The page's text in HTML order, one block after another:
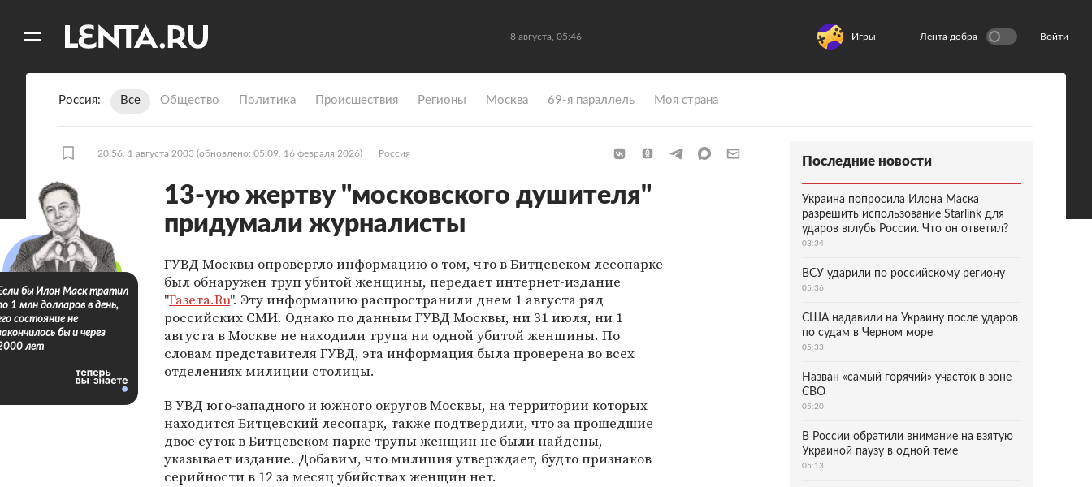
8 августа, 05:46 Игры Лента добра Войти
Россия Все Общество Политика Происшествия Регионы Москва 69-я параллель Моя страна
20:56, 1 августа 2003 (обновлено: 05:09, 16 февраля 2026) Россия
13-ую жертву "московского душителя"
придумали журналисты
ГУВД Москвы опровергло информацию о том, что в Битцевском лесопарке
был обнаружен труп убитой женщины, передает интернет-издание
"Газета.Ru". Эту информацию распространили днем 1 августа ряд
российских СМИ. Однако по данным ГУВД Москвы, ни 31 июля, ни 1
августа в Москве не находили трупа ни одной убитой женщины. По
словам представителя ГУВД, эта информация была проверена во всех
отделениях милиции столицы.
В УВД юго-западного и южного округов Москвы, на территории которых
находится Битцевский лесопарк, также подтвердили, что за прошедшие
двое суток в Битцевском парке трупы женщин не были найдены,
указывает издание. Добавим, что милиция утверждает, будто признаков
серийности в 12 за месяц убийствах женщин нет.
бы Илон Маск тратил
1 млн долларов в день,
состояние не
бы и через
лет
Последние новости
Украина попросила Илона Маска
разрешить использование Starlink для
ударов вглубь России. Что он ответил?
03:34
ВСУ ударили по российскому региону
05:36
США надавили на Украину после ударов
по судам в Черном море
05:33
Назван «самый горячий» участок в зоне
СВО
05:20
В России обратили внимание на взятую
Украиной паузу в одной теме
05:13